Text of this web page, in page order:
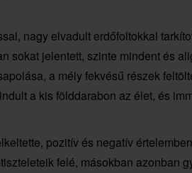
nagy elvadult erdőfoltokkal
sokat jelentett, szinte mindent és
a mély fekvésű részek
a kis földdarabon az élet, és
pozitív és negatív
felé, másokban azonban